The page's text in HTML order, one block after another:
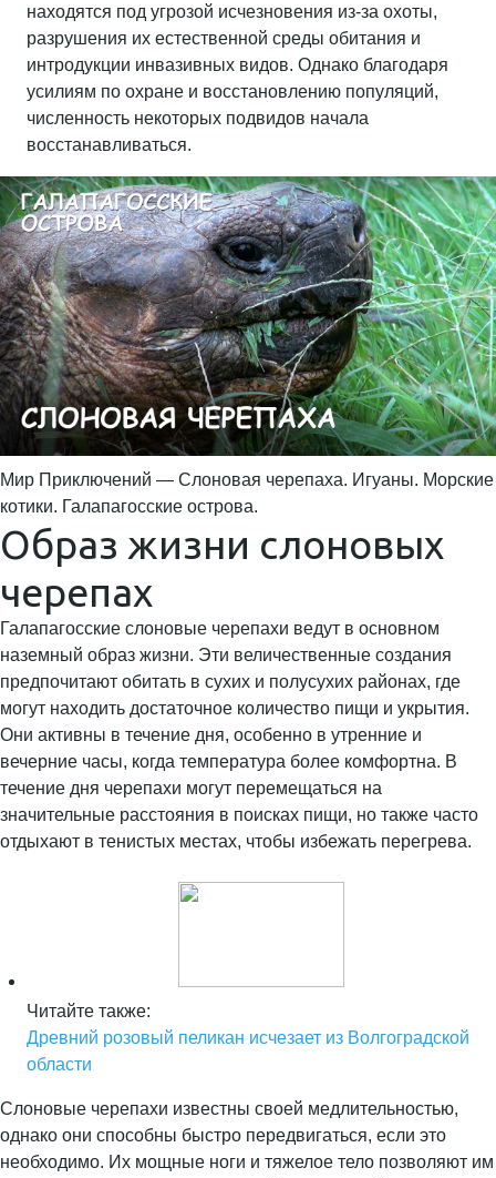
находятся под угрозой исчезновения из-за охоты,
разрушения их естественной среды обитания и
интродукции инвазивных видов. Однако благодаря
усилиям по охране и восстановлению популяций,
численность некоторых подвидов начала
восстанавливаться.
Мир Приключений — Слоновая черепаха. Игуаны. Морские
котики. Галапагосские острова.
Образ жизни слоновых
черепах
Галапагосские слоновые черепахи ведут в основном
наземный образ жизни. Эти величественные создания
предпочитают обитать в сухих и полусухих районах, где
могут находить достаточное количество пищи и укрытия.
Они активны в течение дня, особенно в утренние и
вечерние часы, когда температура более комфортна. В
течение дня черепахи могут перемещаться на
значительные расстояния в поисках пищи, но также часто
отдыхают в тенистых местах, чтобы избежать перегрева.
Читайте также:
Древний розовый пеликан исчезает из Волгоградской
области
Слоновые черепахи известны своей медлительностью,
однако они способны быстро передвигаться, если это
необходимо. Их мощные ноги и тяжелое тело позволяют им